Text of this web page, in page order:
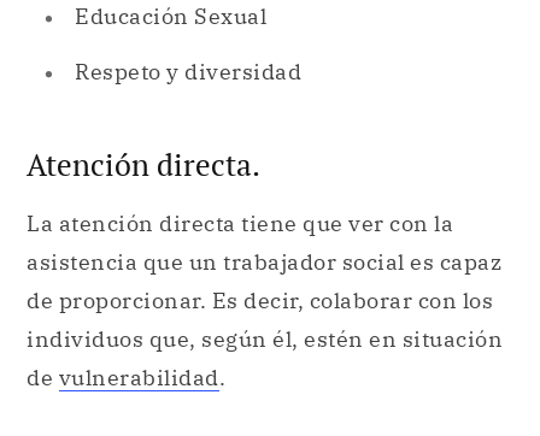
Educación Sexual
Respeto y diversidad
Atención directa.
La atención directa tiene que ver con la
asistencia que un trabajador social es capaz
de proporcionar. Es decir, colaborar con los
individuos que, según él, estén en situación
de vulnerabilidad.